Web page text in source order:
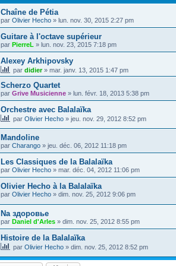
Chaîne de Pétia
par Olivier Hecho » lun. nov. 30, 2015 2:27 pm
Guitare à l'octave supérieur
par PierreL » lun. nov. 23, 2015 7:18 pm
Alexey Arkhipovsky
par didier» mar. janv. 13, 2015 1:47 pm
Scherzo Quartet
par Grive Musicienne » lun. févr. 18, 2013 5:38 pm
Orchestre avec Balalaïka
par Olivier Hecho » jeu. nov. 29, 2012 8:52 pm
Mandoline
par Charango » jeu. déc. 06, 2012 11:18 pm
Les Classiques de la Balalaïka
par Olivier Hecho » mar. déc. 04, 2012 11:06 pm
Olivier Hecho à la Balalaïka
par Olivier Hecho » dim. nov. 25, 2012 9:06 pm
Na здоровье
par Daniel d'Arles » dim. nov. 25, 2012 8:55 pm
Histoire de la Balalaïka
par Olivier Hecho » dim. nov. 25, 2012 8:52 pm